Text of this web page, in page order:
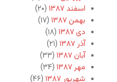
اسفند ۱۳۸۷
(۲۰)
بهمن ۱۳۸۷
(۱۷)
دی ۱۳۸۷
(۱۸)
آذر ۱۳۸۷
(۲۱)
آبان ۱۳۸۷
(۳۳)
مهر ۱۳۸۷
(۳۴)
شهریور ۱۳۸۷
(۴۶)